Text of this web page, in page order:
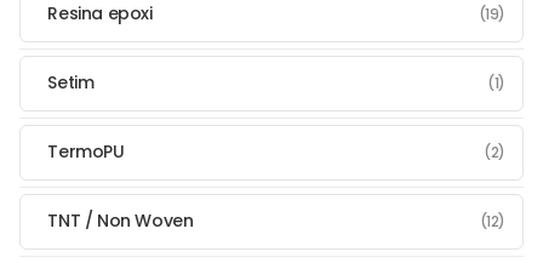
Resina epoxi (19)
Setim (1)
TermoPU (2)
TNT / Non Woven (12)